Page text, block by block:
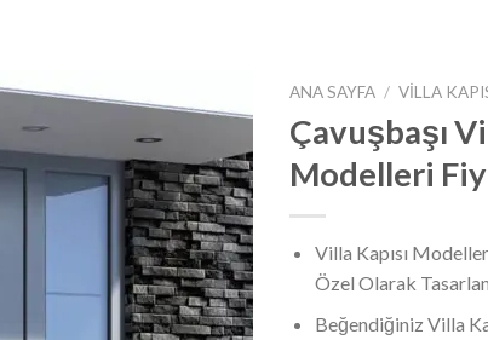
ANA SAYFA / VILLA
Çavuşbaşı
Modelleri
Villa Kapısı
Özel Olarak
Beğendiğiniz Villa